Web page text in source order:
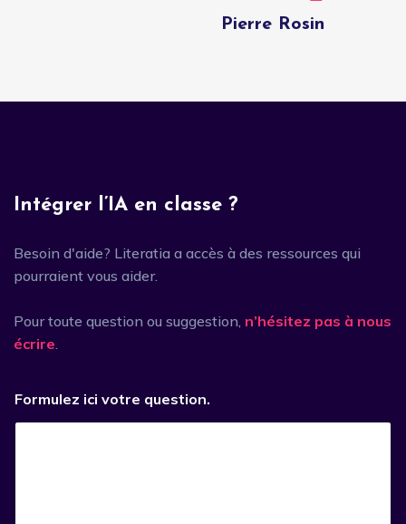
Pierre Rosin
Intégrer l’IA en classe ?
Besoin d'aide? Literatia a accès à des ressources qui
pourraient vous aider.
Pour toute question ou suggestion, n’hésitez pas à nous
écrire.
Formulez ici votre question.